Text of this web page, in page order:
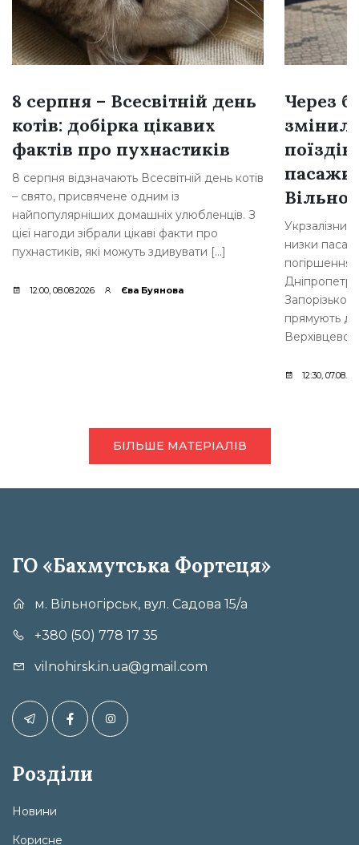
8 серпня – Всесвітній день
котів: добірка цікавих
фактів про пухнастиків
8 серпня відзначають Всесвітній день котів
– свято, присвячене одним із
найпопулярніших домашніх улюбленців. З
цієї нагоди зібрали цікаві факти про
пухнастиків, які можуть здивувати […]
12:00, 08.08.2026 Єва Буянова
Через
низки
погіршення
прямують до
12:30,
БІЛЬШЕ МАТЕРІАЛІВ
ГО «Бахмутська Фортеця»
м. Вільногірськ, вул. Садова 15/а
+380 (50) 778 17 35
vilnohirsk.in.ua@gmail.com
Розділи
Новини
Корисне